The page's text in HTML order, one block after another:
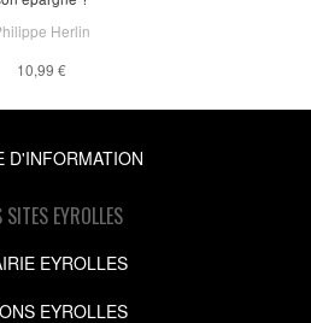
Herlin
10,99 €
D'INFORMATION
SITES EYROLLES
EYROLLES
EYROLLES